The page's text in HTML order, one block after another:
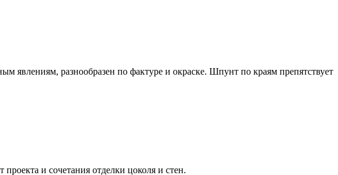
разнообразен по фактуре и окраске. Шпунт по краям препятствует
и сочетания отделки цоколя и стен.